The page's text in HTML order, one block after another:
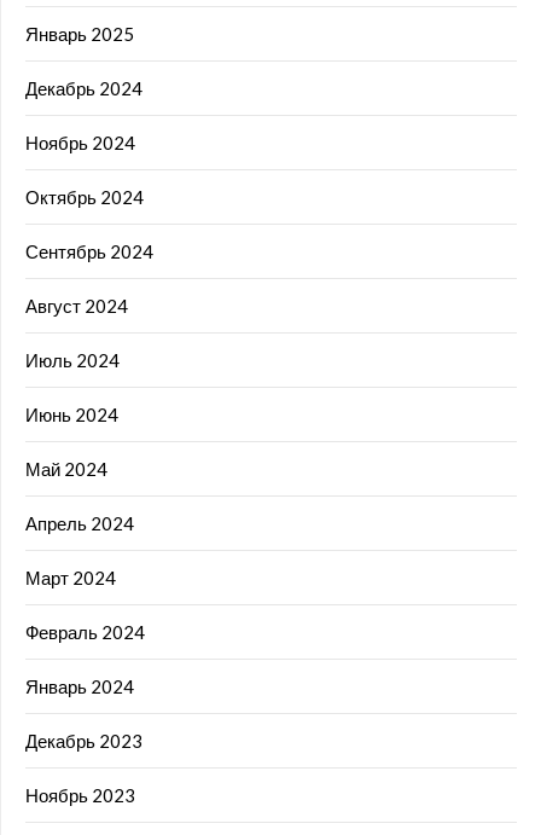
Январь 2025
Декабрь 2024
Ноябрь 2024
Октябрь 2024
Сентябрь 2024
Август 2024
Июль 2024
Июнь 2024
Май 2024
Апрель 2024
Март 2024
Февраль 2024
Январь 2024
Декабрь 2023
Ноябрь 2023